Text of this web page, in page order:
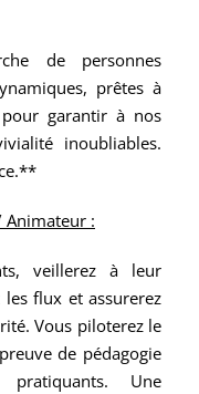
de personnes
prêtes à
garantir à nos
inoubliables.
:
veillerez à leur
flux et assurerez
Vous piloterez le
de pédagogie
pratiquants. Une